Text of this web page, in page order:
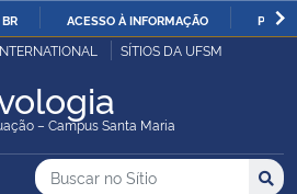
IR
O
ACESSO À INFORMAÇÃO
Pública
SÍTIOS DA UFSM
– Campus Santa Maria
do Sítio
Busca
Buscar no no Sítio
Busca: